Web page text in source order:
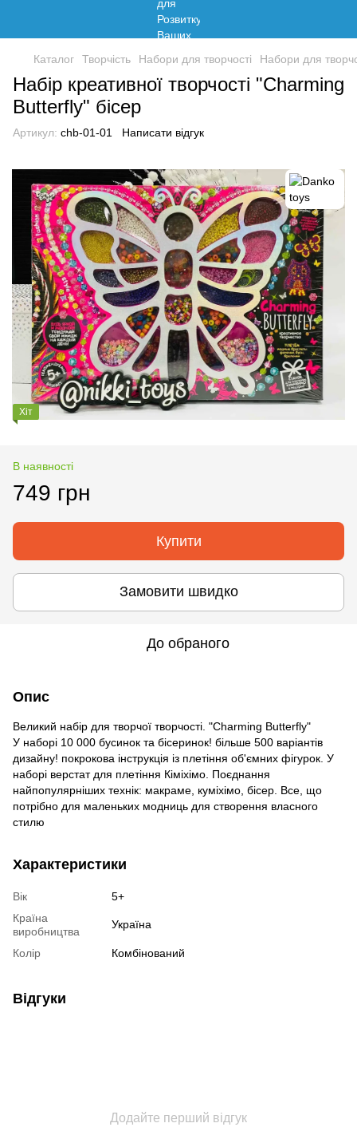
Каталог Творчість Набори для творчості Набори для
Набір креативної творчості "Charming
Butterfly" бісер
Артикул: chb-01-01 Написати відгук
Хіт
В наявності
749 грн
Купити
Замовити швидко
До обраного
Опис
Великий набір для творчої творчості. "Charming Butterfly"
У наборі 10 000 бусинок та бісеринок! більше 500 варіантів
дизайну! покрокова інструкція із плетіння об'ємних фігурок. У
наборі верстат для плетіння Кіміхімо. Поєднання
найпопулярніших технік: макраме, куміхімо, бісер. Все, що
потрібно для маленьких модниць для створення власного
стилю
Характеристики
Вік
5+
Країна
виробництва
Україна
Колір Комбінований
Відгуки
Додайте перший відгук